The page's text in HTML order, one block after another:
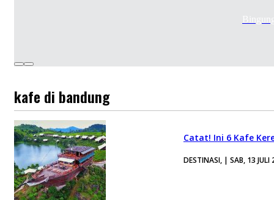
kafe di bandung
Catat! Ini 6 Kafe
DESTINASI, | SAB, 13 JULI